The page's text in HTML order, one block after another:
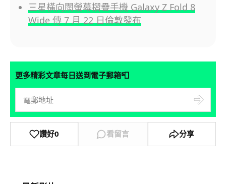
三星橫向闊螢幕摺疊手機 Galaxy Z Fold 8
Wide 傳 7 月 22 日倫敦發布
更多精彩文章每日送到電子郵箱📮
讚好0 看留言 分享